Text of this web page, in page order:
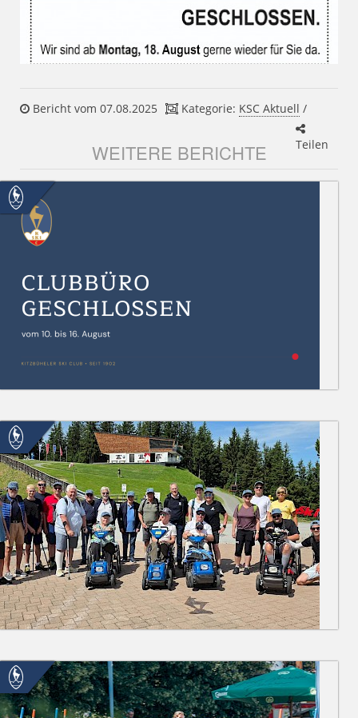
Bericht vom 07.08.2025 Kategorie: KSC Aktuell /
Teilen
WEITERE BERICHTE